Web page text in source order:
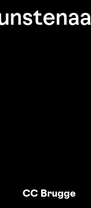
CC Brugge